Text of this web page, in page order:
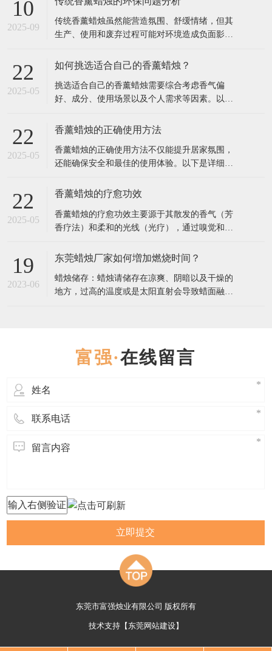
脑的直接连接： 气味分子通过鼻腔刺激嗅觉神
经，直接传递到大脑的杏仁核（
10
2025-09
传统香薰蜡烛虽然能营造氛围、舒缓情绪，但其
生产、使用和废弃过程可能对环境造成负面影
染：石蜡与合成添加剂 （1）石蜡的石油依赖性
Wax），这是石油精炼的副产品，属于不可再生
资源。 燃烧
22
2025-05
如何挑选适合自己的香薰蜡烛？
挑选适合自己的香薰蜡烛需要综合考虑香气偏
好、成分、使用场景以及个人需求等因素。以下
烛： 1. 确定香调偏好 香薰蜡烛的香调通常分为几
茉莉、薰衣草）：舒缓情绪，适合放松或睡前使
用。 果香调（如柑橘、莓果、桃
22
2025-05
香薰蜡烛的正确使用方法
香薰蜡烛的正确使用方法不仅能提升居家氛围，
还能确保安全和最佳的使用体验。以下是详细步
次使用前，用烛芯剪将烛芯修剪至5毫米左右（过
点燃前都检查烛芯长度，保持清洁。 选择合适的
环境 放置在平坦、防火
22
2025-05
香薰蜡烛的疗愈功效
香薰蜡烛的疗愈功效主要源于其散发的香气（芳
香疗法）和柔和的光线（光疗），通过嗅觉和视
型蜡烛的疗愈作用及科学依据： 一、香气疗愈：
质醇（压力激素）水平，缓解焦虑，改善失眠
（研究发表于《Journal
19
2023-06
东莞蜡烛厂家如何増加燃烧时间？
蜡烛储存：蜡烛请储存在凉爽、阴暗以及干燥的
地方，过高的温度或是太阳直射会导致蜡面融
周围的蜡均匀受热，表面完全
在线留言
立即提交
东莞市富强烛业有限公司 版权所有
技术支持【 东莞网站建设】